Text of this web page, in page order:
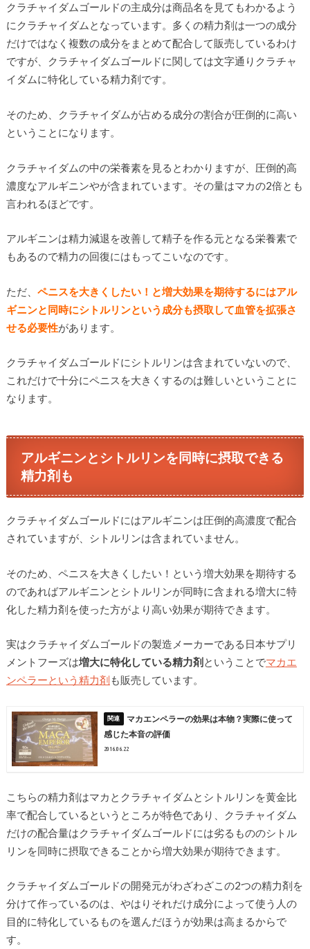
クラチャイダムゴールドの主成分は商品名を見てもわかるよう
にクラチャイダムとなっています。多くの精力剤は一つの成分
だけではなく複数の成分をまとめて配合して販売しているわけ
ですが、クラチャイダムゴールドに関しては文字通りクラチャ
イダムに特化している精力剤です。
そのため、クラチャイダムが占める成分の割合が圧倒的に高い
ということになります。
クラチャイダムの中の栄養素を見るとわかりますが、圧倒的高
濃度なアルギニンやが含まれています。その量はマカの2倍とも
言われるほどです。
アルギニンは精力減退を改善して精子を作る元となる栄養素で
もあるので精力の回復にはもってこいなのです。
ただ、 ペニスを大きくしたい！と増大効果を期待するにはアル
ギニンと同時にシトルリンという成分も摂取して血管を拡張さ
せる必要性があります。
クラチャイダムゴールドにシトルリンは含まれていないので、
これだけで十分にペニスを大きくするのは難しいということに
なります。
アルギニンとシトルリンを同時に摂取できる
精力剤も
クラチャイダムゴールドにはアルギニンは圧倒的高濃度で配合
されていますが、シトルリンは含まれていません。
そのため、ペニスを大きくしたい！という増大効果を期待する
のであればアルギニンとシトルリンが同時に含まれる増大に特
化した精力剤を使った方がより高い効果が期待できます。
実はクラチャイダムゴールドの製造メーカーである日本サプリ
メントフーズは増大に特化している精力剤ということでマカエ
ンペラーという精力剤 も販売しています。
マカエンペラーの効果は本物？実際に使って
感じた本音の評価
2016.06.22
こちらの精力剤はマカとクラチャイダムとシトルリンを黄金比
率で配合しているというところが特色であり、クラチャイダム
だけの配合量はクラチャイダムゴールドには劣るもののシトル
リンを同時に摂取できることから増大効果が期待できます。
クラチャイダムゴールドの開発元がわざわざこの2つの精力剤を
分けて作っているのは、やはりそれだけ成分によって使う人の
目的に特化しているものを選んだほうが効果は高まるからで
す。